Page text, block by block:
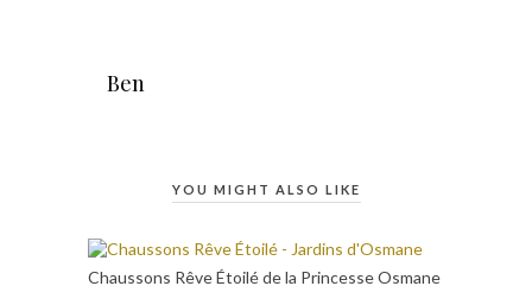
Ben
YOU MIGHT ALSO LIKE
Chaussons Rêve Étoilé de la Princesse Osmane